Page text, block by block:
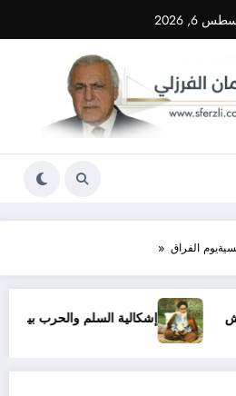
6, 2026
يوم الفراق
إشكالية السلم والحرب بين إيران والغرب (13)